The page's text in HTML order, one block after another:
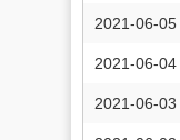
2021-06-05
2021-06-04
2021-06-03